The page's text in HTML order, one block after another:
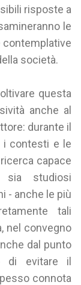
risposte a
le
contemplative
società.
questa
anche al
durante il
i contesti e le
capace
sia studiosi
- anche le più
tali
nel convegno
dal punto
di evitare il
connota